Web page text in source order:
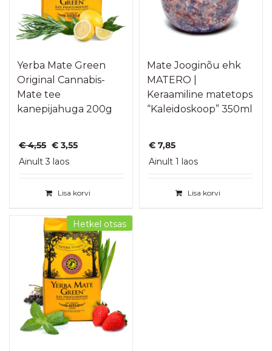
Yerba Mate Green
Original Cannabis-
Mate tee
kanepijahuga 200g
€4,55 Algne
hind
€ 3,55Praegune
Ainult 3 laos
Lisa korvi
Mate Jooginõu ehk
MATERO |
Keraamiline matetops
“Kaleidoskoop” 350ml
€ 7,85
Ainult 1 laos
Lisa korvi
Hetkel otsas